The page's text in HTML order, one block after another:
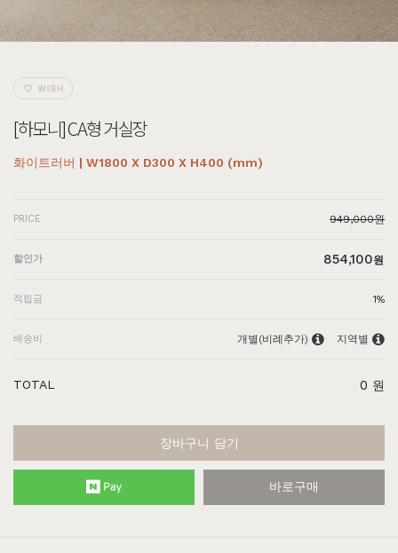
[하모니] CA형 거실장
화이트러버 | W1800 X D300 X H400 (mm)
PRICE 949,000원
할인가 854,100원
적립금 1%
배송비 개별(비례추가) 지역별
TOTAL 0 원
장바구니 담기
바로구매